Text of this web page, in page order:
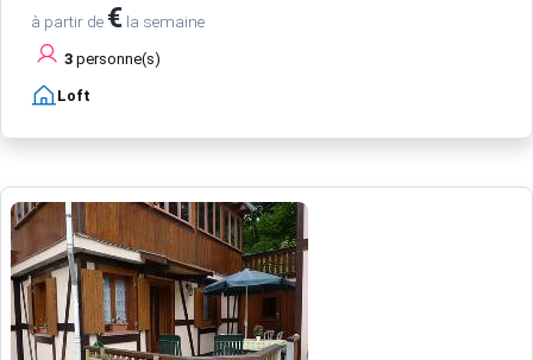
à partir de € la semaine
3 personne(s)
Loft